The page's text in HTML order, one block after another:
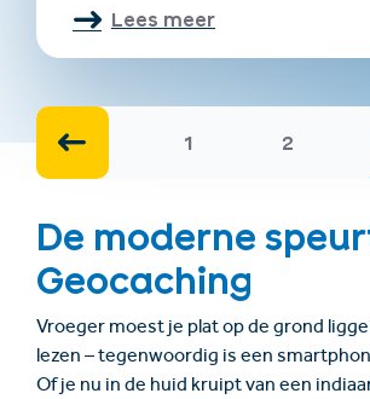
Lees meer
1 2
De moderne
Geocaching
Vroeger moest je plat op de grond
lezen – tegenwoordig is een
Of je nu in de huid kruipt van een